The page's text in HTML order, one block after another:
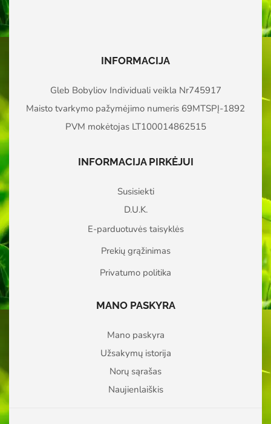
INFORMACIJA
Gleb Bobyliov Individuali veikla Nr745917
Maisto tvarkymo pažymėjimo numeris 69MTSPĮ-1892
PVM mokėtojas LT100014862515
INFORMACIJA PIRKĖJUI
Susisiekti
D.U.K.
E-parduotuvės taisyklės
Prekių grąžinimas
Privatumo politika
MANO PASKYRA
Mano paskyra
Užsakymų istorija
Norų sąrašas
Naujienlaiškis